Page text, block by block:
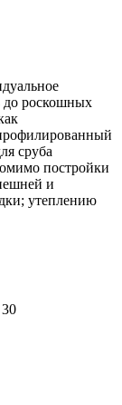
до роскошных
сруба
постройки
и
утеплению